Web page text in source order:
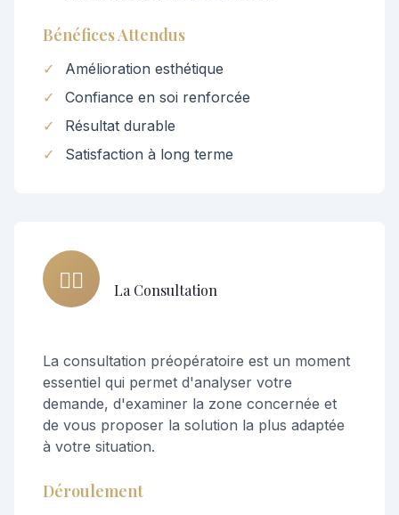
Bénéfices Attendus
✓
Amélioration esthétique
✓
Confiance en soi renforcée
✓
Résultat durable
✓
Satisfaction à long terme
👨‍⚕️ La Consultation
La consultation préopératoire est un moment
essentiel qui permet d'analyser votre
demande, d'examiner la zone concernée et
de vous proposer la solution la plus adaptée
à votre situation.
Déroulement